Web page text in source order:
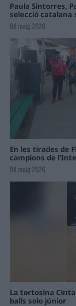
Paula Sintorres,
selecció catalana
08 maig 2026
En les tirades de
campions de
08 maig 2026
La tortosina Cinta
balls solo júnior